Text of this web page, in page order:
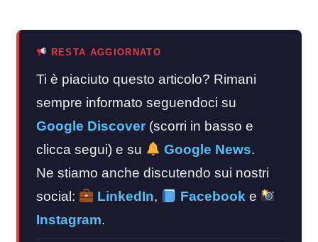
RESTA AGGIORNATO
Ti è piaciuto questo articolo? Rimani
sempre informato seguendoci su
Google Discover (scorri in basso e
clicca segui) e su
Google News.
Ne stiamo anche discutendo sui nostri
social:
LinkedIn, Facebook e
Instagram.